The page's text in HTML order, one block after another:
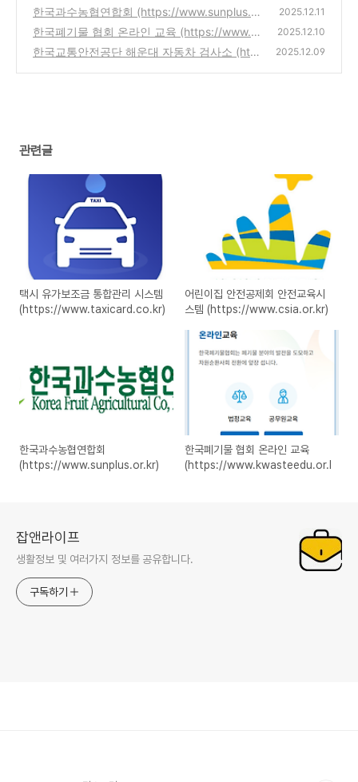
s://www.csia.or.kr)
(0)
한국과수농협연합회 (https://www.sunplus.o
r.kr)
(0)
2025.12.11
한국폐기물 협회 온라인 교육 (https://www.k
wasteedu.or.kr)
(0)
2025.12.10
한국교통안전공단 해운대 자동차 검사소 (http
2025.12.09
관련글
택시 유가보조금 통합관리 시스템
(https://www.taxicard.co.kr)
어린이집 안전공제회 안전교육시
스템 (https://www.csia.or.kr)
한국과수농협연합회
(https://www.sunplus.or.kr)
한국폐기물 협회 온라인 교육
(https://www.kwasteedu.or.kr)
잡앤라이프
생활정보 및 여러가지 정보를 공유합니다.
구독하기